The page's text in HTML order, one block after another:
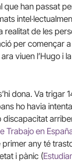
han passat
de les
per començar
viuen l’Hugo i
dona. Va trigar
ho havia
Trabajo en
any té
i pànic (